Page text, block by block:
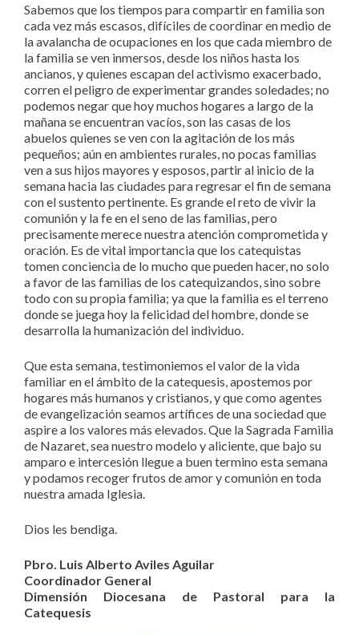
Sabemos que los tiempos para compartir en familia son
cada vez más escasos, difíciles de coordinar en medio de
la avalancha de ocupaciones en los que cada miembro de
la familia se ven inmersos, desde los niños hasta los
ancianos, y quienes escapan del activismo exacerbado,
corren el peligro de experimentar grandes soledades; no
podemos negar que hoy muchos hogares a largo de la
mañana se encuentran vacíos, son las casas de los
abuelos quienes se ven con la agitación de los más
pequeños; aún en ambientes rurales, no pocas familias
ven a sus hijos mayores y esposos, partir al inicio de la
semana hacia las ciudades para regresar el fin de semana
con el sustento pertinente. Es grande el reto de vivir la
comunión y la fe en el seno de las familias, pero
precisamente merece nuestra atención comprometida y
oración. Es de vital importancia que los catequistas
tomen conciencia de lo mucho que pueden hacer, no solo
a favor de las familias de los catequizandos, sino sobre
todo con su propia familia; ya que la familia es el terreno
donde se juega hoy la felicidad del hombre, donde se
desarrolla la humanización del individuo.
Que esta semana, testimoniemos el valor de la vida
familiar en el ámbito de la catequesis, apostemos por
hogares más humanos y cristianos, y que como agentes
de evangelización seamos artífices de una sociedad que
aspire a los valores más elevados. Que la Sagrada Familia
de Nazaret, sea nuestro modelo y aliciente, que bajo su
amparo e intercesión llegue a buen termino esta semana
y podamos recoger frutos de amor y comunión en toda
nuestra amada Iglesia.
Dios les bendiga.
Pbro. Luis Alberto Aviles Aguilar
Coordinador General
Dimensión Diocesana de Pastoral para la
Catequesis